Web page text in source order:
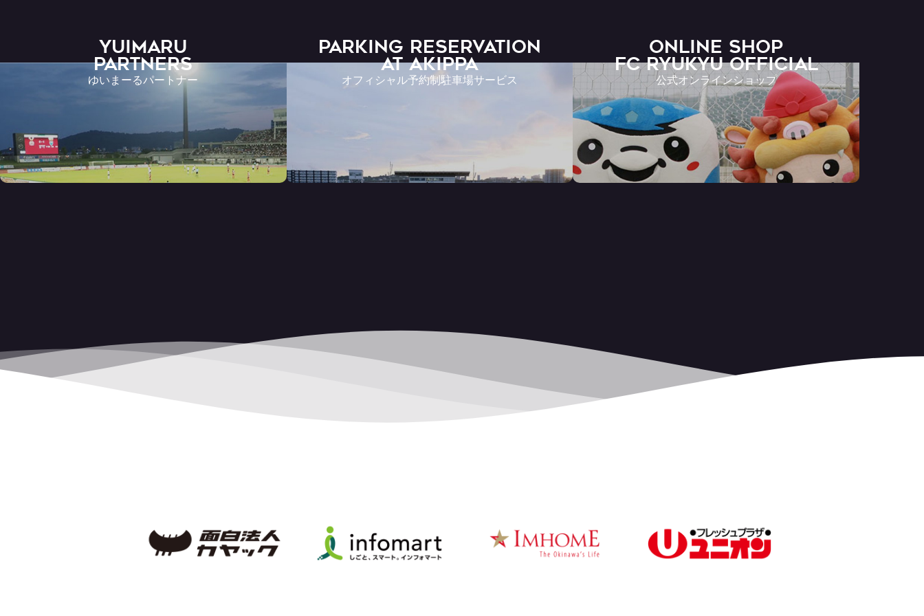
YUIMARU
Partners
ゆいまーるパートナー
PARKING RESERVATION
AT Akippa
オフィシャル予約制駐車場サービス
ONLINE SHOP
FC RYUKYU OFFICIAL
公式オンラインショップ